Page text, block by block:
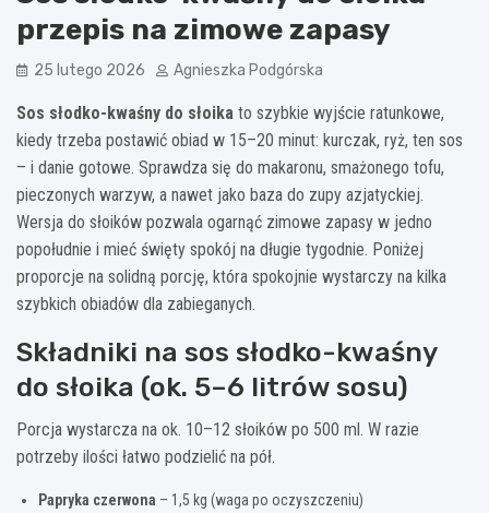
przepis na zimowe zapasy
25 lutego 2026 Agnieszka Podgórska
Sos słodko-kwaśny do słoika to szybkie wyjście ratunkowe,
kiedy trzeba postawić obiad w 15–20 minut: kurczak, ryż, ten sos
– i danie gotowe. Sprawdza się do makaronu, smażonego tofu,
pieczonych warzyw, a nawet jako baza do zupy azjatyckiej.
Wersja do słoików pozwala ogarnąć zimowe zapasy w jedno
popołudnie i mieć święty spokój na długie tygodnie. Poniżej
proporcje na solidną porcję, która spokojnie wystarczy na kilka
szybkich obiadów dla zabieganych.
Składniki na sos słodko-kwaśny
do słoika (ok. 5–6 litrów sosu)
Porcja wystarcza na ok. 10–12 słoików po 500 ml. W razie
potrzeby ilości łatwo podzielić na pół.
Papryka czerwona – 1,5 kg (waga po oczyszczeniu)